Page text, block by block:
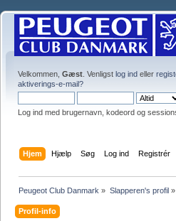
Velkommen, Gæst . Venligst log ind eller
aktiverings-e-mail?
Log ind med brugernavn, kodeord og
Hjem Hjælp Søg Log ind Registrér
Peugeot Club Danmark » Slapperen's profil»
Profil-info